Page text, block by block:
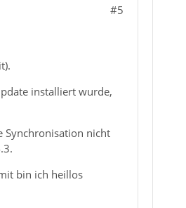
#5
installiert wurde,
Synchronisation nicht
bin ich heillos